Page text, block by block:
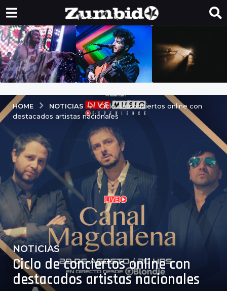
HOME NOTICIAS
Ciclo de conciertos online con
destacados artistas nacionales
6
a
o
NOTICIAS
Ciclo de conciertos online con
destacados artistas nacionales